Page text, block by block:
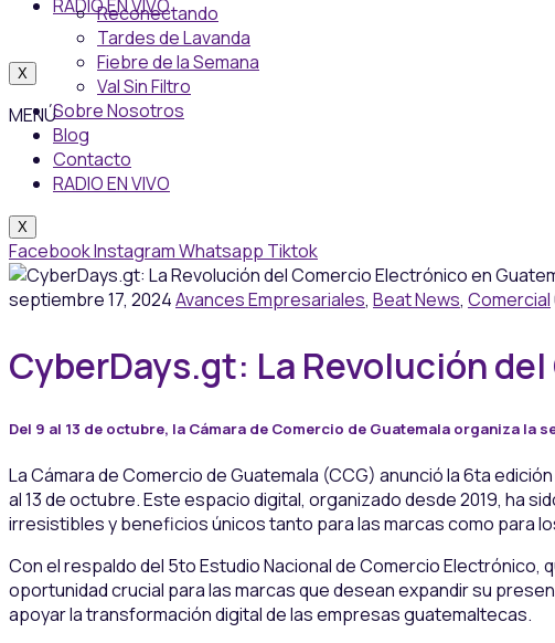
RADIO EN VIVO
X
MENÚ
Reconectando
Tardes de Lavanda
Fiebre de la Semana
Val Sin Filtro
Sobre Nosotros
Blog
Contacto
RADIO EN VIVO
X
FacebookInstagramWhatsapp Tiktok
septiembre 17, 2024Avances Empresariales, Beat News, Comercial
CyberDays.gt: La Revolución
Del 9 al 13 de octubre, la Cámara de Comercio de Guatemala organiza
La Cámara de Comercio de Guatemala (CCG) anunció la 6ta
al 13 de octubre. Este espacio digital, organizado desde 2019, ha
irresistibles y beneficios únicos tanto para las marcas como para
Con el respaldo del 5to Estudio Nacional de Comercio Electrónico,
oportunidad crucial para las marcas que desean expandir su
apoyar la transformación digital de las empresas guatemaltecas.